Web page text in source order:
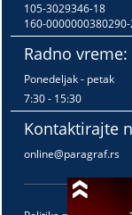
105-3029346-18
160-
Radno vreme:
Ponedeljak - petak
7:30 - 15:30
Kontaktirajte
online@paragraf.rs